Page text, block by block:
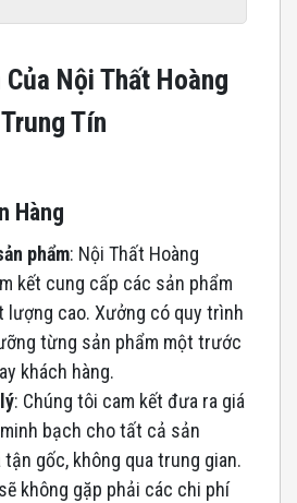
Của Nội Thất Hoàng
Trung Tín
Hàng
phẩm: Nội Thất Hoàng
kết cung cấp các sản phẩm
lượng cao. Xưởng có quy trình
từng sản phẩm một trước
khách hàng.
: Chúng tôi cam kết đưa ra giá
bạch cho tất cả sản
tận gốc, không qua trung gian.
không gặp phải các chi phí